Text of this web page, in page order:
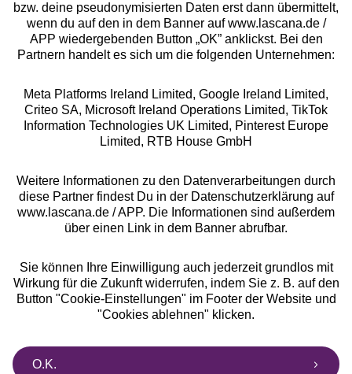
Rechtliches
Alle Preise inkl. MwSt., zzgl.
Versandkosten
** Bonität vorausgesetzt, berechtigt zur Bonitätsprüfung
bzw. deine pseudonymisierten Daten erst dann übermittelt,
wenn du auf den in dem Banner auf www.lascana.de /
APP wiedergebenden Button „OK” anklickst. Bei den
Partnern handelt es sich um die folgenden Unternehmen:
Meta Platforms Ireland Limited, Google Ireland Limited,
Criteo SA, Microsoft Ireland Operations Limited, TikTok
Information Technologies UK Limited, Pinterest Europe
Limited, RTB House GmbH
Weitere Informationen zu den Datenverarbeitungen durch
diese Partner findest Du in der Datenschutzerklärung auf
www.lascana.de / APP. Die Informationen sind außerdem
über einen Link in dem Banner abrufbar.
Sie können Ihre Einwilligung auch jederzeit grundlos mit
Wirkung für die Zukunft widerrufen, indem Sie z. B. auf den
Button "Cookie-Einstellungen" im Footer der Website und
"Cookies ablehnen" klicken.
O.K.